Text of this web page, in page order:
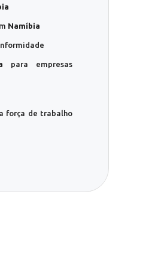
Namíbia
para empresas
força de trabalho